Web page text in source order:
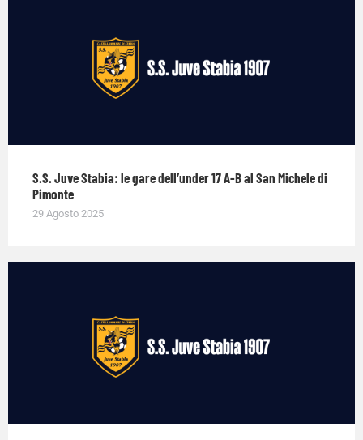
S.S. Juve Stabia: le gare dell’under 17 A-B al San Michele di
Pimonte
29 Agosto 2025